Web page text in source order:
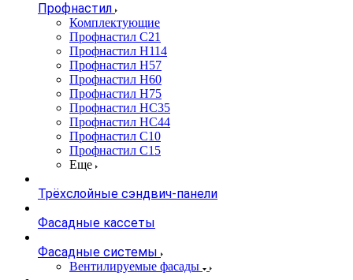
Профнастил
Комплектующие
Профнастил C21
Профнастил Н114
Профнастил Н57
Профнастил Н60
Профнастил Н75
Профнастил НС35
Профнастил НС44
Профнастил С10
Профнастил С15
Еще
Трёхслойные сэндвич-панели
Фасадные кассеты
Фасадные системы
Вентилируемые фасады